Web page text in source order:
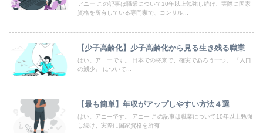
アニー この記事は職業について10年以上勉強し続け、実際に国家
資格を所有している専門家で、コンサル...
【少子高齢化】少子高齢化から見る生き残る職業
はい。アニーです。 日本での将来で、確実であろう一つ。 『人口
の減少』 について...
【最も簡単】年収がアップしやすい方法４選
はい。アニーです。 アニー この記事は職業について10年以上勉強
し続け、実際に国家資格を所有...